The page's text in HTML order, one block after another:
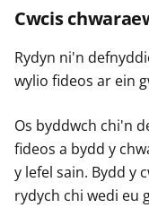
Cwcis
Rydyn ni'n
wylio fideos ar ein
Os byddwch chi'n
fideos a bydd y
y lefel sain. Bydd y
rydych chi wedi eu